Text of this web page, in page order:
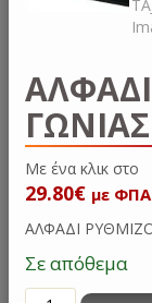
ΓΩΝΙΑΣ
Με ένα κλικ
29.80€ με ΦΠΑ
ΑΛΦΑΔΙ
Σε απόθεμα
ΑΛΦΑΔΙ